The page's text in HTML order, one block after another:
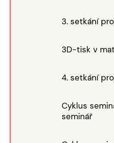
3. setkání
3D-tisk v
4. setkání
Cyklus
seminář